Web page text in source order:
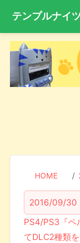
テンプルナイ
HOME
2016/09/30
PS4/PS3『ペ
てDLC2種類